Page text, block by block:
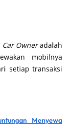
Car Owneradalah
mobilnya
setiap transaksi
Menyewa